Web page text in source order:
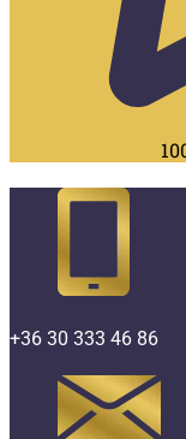
+36 30 333 46 86